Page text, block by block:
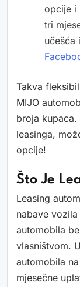
opcije i
tri
učešća
Takva
MIJO
broja
leasinga,
opcije!
Što Je
Leasing
nabave
automobila
vlasništvom.
automobila
mjesečne